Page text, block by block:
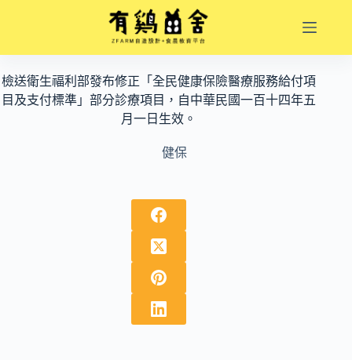
內
容
檢送衛生福利部發布修正「全民健康保險醫療服務給付項
目及支付標準」部分診療項目，自中華民國一百十四年五
月一日生效。
健保